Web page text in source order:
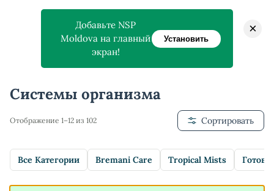
Главная > Магазин > Системы организма
Системы организма
Отображение 1–12 из 102 Сортировать
Все Категории Bremani Care Tropical Mists
Добавьте NSP
Moldova на главный
экран!
Установить
×